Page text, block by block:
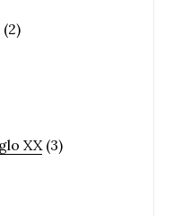
(2)
XX(3)